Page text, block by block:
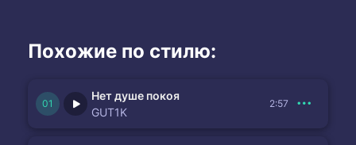
Похожие по стилю:
Нет душе покоя
GUT1K
2:57